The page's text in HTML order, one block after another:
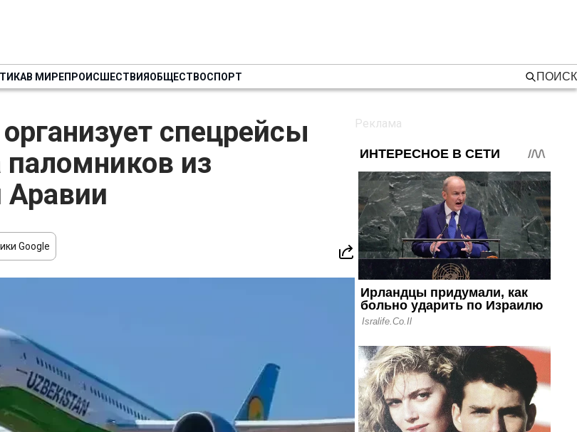
В МИРЕПРОИСШЕСТВИЯОБЩЕСТВОСПОРТ ПОИСК
спецрейсы
из
Аравии
Google